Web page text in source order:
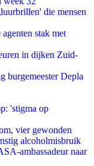
die mensen
stak met
in dijken Zuid-
burgemeester Depla
'stigma op
vier gewonden
alcoholmisbruik
ambassadeur naar